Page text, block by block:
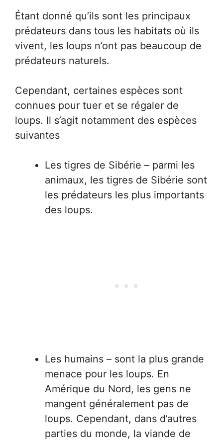
Étant donné qu’ils sont les principaux
prédateurs dans tous les habitats où ils
vivent, les loups n’ont pas beaucoup de
prédateurs naturels.
Cependant, certaines espèces sont
connues pour tuer et se régaler de
loups. Il s’agit notamment des espèces
suivantes
Les tigres de Sibérie – parmi les
animaux, les tigres de Sibérie sont
les prédateurs les plus importants
des loups.
Les humains – sont la plus grande
menace pour les loups. En
Amérique du Nord, les gens ne
mangent généralement pas de
loups. Cependant, dans d’autres
parties du monde, la viande de